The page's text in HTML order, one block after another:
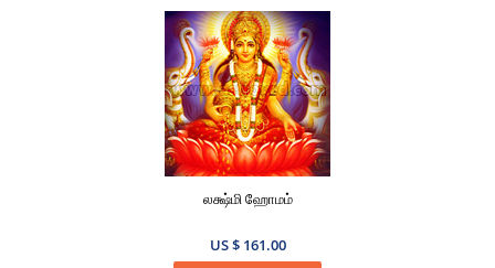
லக்ஷ்மி ஹோமம்
US $ 161.00